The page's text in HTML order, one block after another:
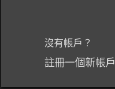
沒有帳戶？
註冊一個新帳戶